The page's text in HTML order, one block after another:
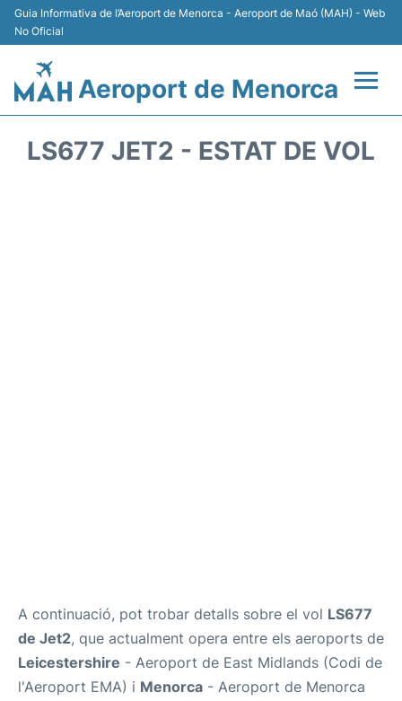
Guia Informativa de l’Aeroport de Menorca - Aeroport de Maó (MAH) - Web
No Oficial
Aeroport de Menorca
LS677 JET2 - ESTAT DE VOL
A continuació, pot trobar detalls sobre el vol LS677
de Jet2, que actualment opera entre els aeroports de
Leicestershire - Aeroport de East Midlands (Codi de
l'Aeroport EMA) i Menorca - Aeroport de Menorca